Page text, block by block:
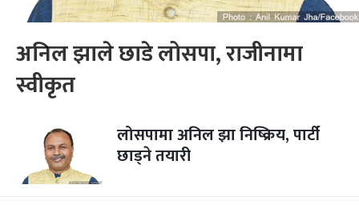
अनिल झाले छाडे लोसपा, राजीनामा
स्वीकृत
लोसपामा अनिल झा निष्क्रिय, पार्टी
छाड्ने तयारी